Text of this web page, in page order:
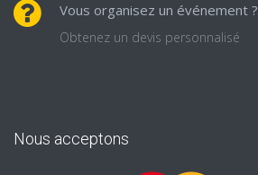
Vous organisez un événement ?
Obtenez un devis personnalisé
Nous acceptons